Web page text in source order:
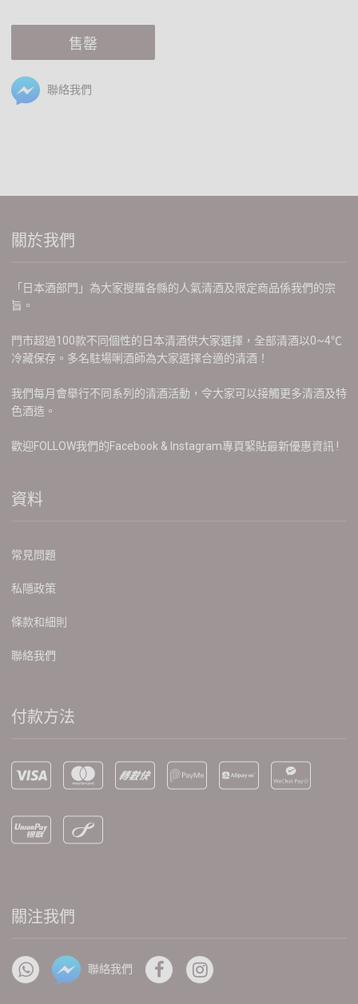
售罄
聯絡我們
關於我們
「日本酒部門」為大家搜羅各縣的人氣清酒及限定商品係我們的宗
旨。
門市超過100款不同個性的日本清酒供大家選擇，全部清酒以0~4℃
冷藏保存。多名駐場唎酒師為大家選擇合適的清酒！
我們每月會舉行不同系列的清酒活動，令大家可以接觸更多清酒及特
色酒造。
歡迎FOLLOW我們的Facebook & Instagram專頁緊貼最新優惠資訊 !
資料
常見問題
私隱政策
條款和細則
聯絡我們
付款方法
關注我們
聯絡我們